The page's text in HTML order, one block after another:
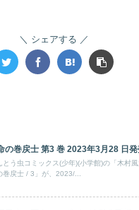
シェアする
の巻戻士 第3 巻 2023年3月28 日発
とう虫コミックス(少年)(小学館)の「木村
巻戻士 / 3」が、2023/...